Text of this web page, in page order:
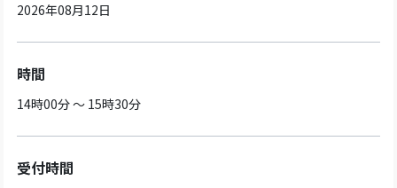
2026年08月12日
時間
14時00分 ～ 15時30分
受付時間